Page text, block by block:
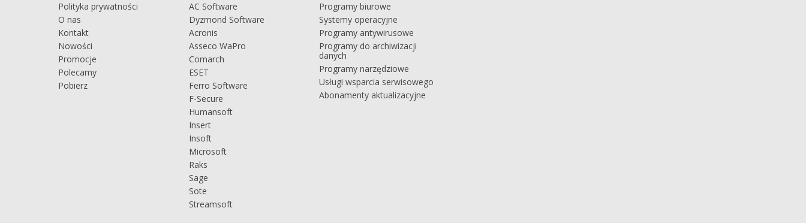
Polityka prywatności
O nas
Kontakt
Nowości
Promocje
Polecamy
Pobierz
AC Software
Dyzmond Software
Acronis
Asseco WaPro
Comarch
ESET
Ferro Software
F-Secure
Humansoft
Insert
Insoft
Microsoft
Raks
Sage
Sote
Streamsoft
Programy biurowe
Systemy operacyjne
Programy antywirusowe
Programy do archiwizacji
danych
Programy narzędziowe
Usługi wsparcia serwisowego
Abonamenty aktualizacyjne